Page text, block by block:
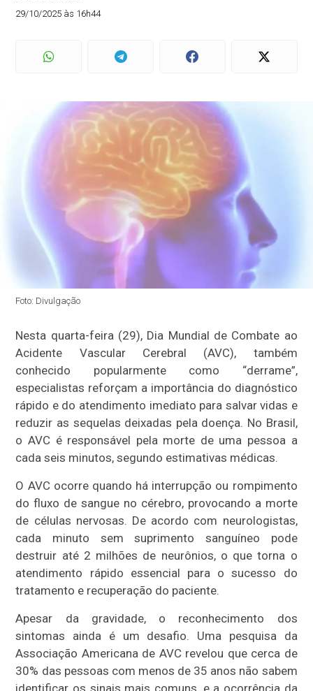
29/10/2025 às 16h44
Foto: Divulgação
Nesta quarta-feira (29), Dia Mundial de Combate ao
Acidente Vascular Cerebral (AVC), também
conhecido popularmente como “derrame”,
especialistas reforçam a importância do diagnóstico
rápido e do atendimento imediato para salvar vidas e
reduzir as sequelas deixadas pela doença. No Brasil,
o AVC é responsável pela morte de uma pessoa a
cada seis minutos, segundo estimativas médicas.
O AVC ocorre quando há interrupção ou rompimento
do fluxo de sangue no cérebro, provocando a morte
de células nervosas. De acordo com neurologistas,
cada minuto sem suprimento sanguíneo pode
destruir até 2 milhões de neurônios, o que torna o
atendimento rápido essencial para o sucesso do
tratamento e recuperação do paciente.
Apesar da gravidade, o reconhecimento dos
sintomas ainda é um desafio. Uma pesquisa da
Associação Americana de AVC revelou que cerca de
30% das pessoas com menos de 35 anos não sabem
identificar os sinais mais comuns, e a ocorrência da